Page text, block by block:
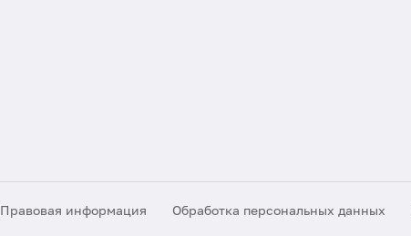
Правовая информация Обработка персональных данных